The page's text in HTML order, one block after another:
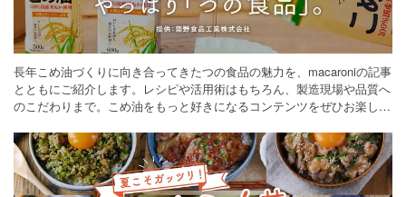
長年こめ油づくりに向き合ってきたつの食品の魅力を、macaroniの記事
とともにご紹介します。レシピや活用術はもちろん、製造現場や品質へ
のこだわりまで。こめ油をもっと好きになるコンテンツをぜひお楽しみ